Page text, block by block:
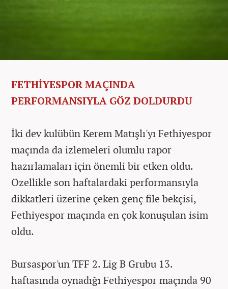
FETHİYESPOR MAÇINDA
PERFORMANSIYLA GÖZ DOLDURDU
İki dev kulübün Kerem Matışlı'yı Fethiyespor
maçında da izlemeleri olumlu rapor
hazırlamaları için önemli bir etken oldu.
Özellikle son haftalardaki performansıyla
dikkatleri üzerine çeken genç file bekçisi,
Fethiyespor maçında en çok konuşulan isim
oldu.
Bursaspor'un TFF 2. Lig B Grubu 13.
haftasında oynadığı Fethiyespor maçında 90